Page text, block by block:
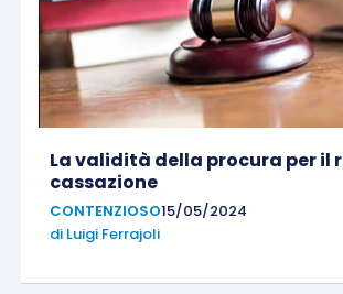
La validità della procura per il
cassazione
CONTENZIOSO15/05/2024
di Luigi Ferrajoli